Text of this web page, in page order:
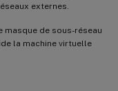
externes.
masque de sous-réseau
la machine virtuelle